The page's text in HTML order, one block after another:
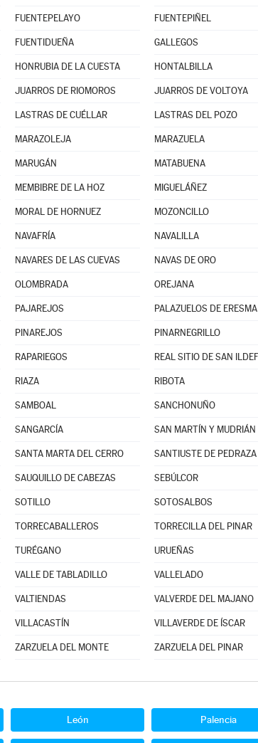
FUENTEPELAYO FUENTEPIÑEL
FUENTIDUEÑA GALLEGOS
HONRUBIA DE LA CUESTA HONTALBILLA
JUARROS DE RIOMOROS JUARROS DE VOLTOYA
LASTRAS DE CUÉLLAR LASTRAS DEL POZO
MARAZOLEJA MARAZUELA
MARUGÁN MATABUENA
MEMBIBRE DE LA HOZ MIGUELÁÑEZ
MORAL DE HORNUEZ MOZONCILLO
NAVAFRÍA NAVALILLA
NAVARES DE LAS CUEVAS NAVAS DE ORO
OLOMBRADA OREJANA
PAJAREJOS PALAZUELOS DE ERESMA
PINAREJOS PINARNEGRILLO
RAPARIEGOS
RIAZA RIBOTA
SAMBOAL SANCHONUÑO
SANGARCÍA SAN MARTÍN Y MUDRIÁN
SANTA MARTA DEL CERRO SANTIUSTE DE PEDRAZA
SAUQUILLO DE CABEZAS SEBÚLCOR
SOTILLO SOTOSALBOS
TORRECABALLEROS TORRECILLA DEL PINAR
TURÉGANO URUEÑAS
VALLE DE TABLADILLO VALLELADO
VALTIENDAS VALVERDE DEL MAJANO
VILLACASTÍN VILLAVERDE DE ÍSCAR
ZARZUELA DEL MONTE ZARZUELA DEL PINAR
León Palencia